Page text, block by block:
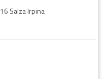
Salza Irpina